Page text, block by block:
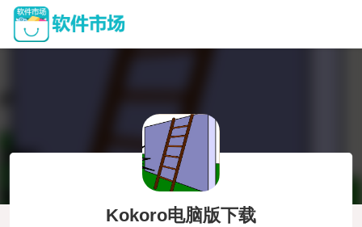
Kokoro电脑版下载